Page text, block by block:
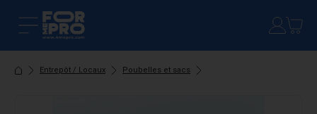
Entrepôt / Locaux Poubelles et sacs